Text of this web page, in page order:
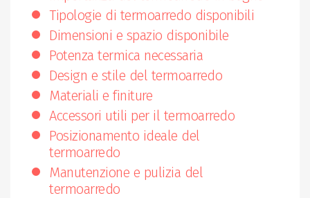
Tipologie di termoarredo disponibili
Dimensioni e spazio disponibile
Potenza termica necessaria
Design e stile del termoarredo
Materiali e finiture
Accessori utili per il termoarredo
Posizionamento ideale del
termoarredo
Manutenzione e pulizia del
termoarredo